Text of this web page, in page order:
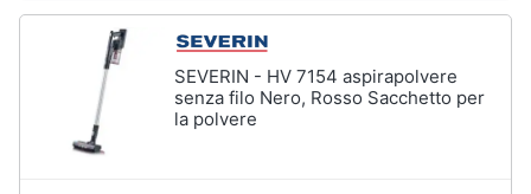
SEVERIN - HV 7154 aspirapolvere
senza filo Nero, Rosso Sacchetto per
la polvere